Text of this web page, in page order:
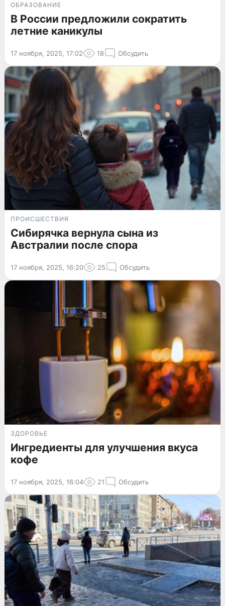
ОБРАЗОВАНИЕ
В России предложили сократить
летние каникулы
17 ноября, 2025, 17:02 18 Обсудить
ПРОИСШЕСТВИЯ
Сибирячка вернула сына из
Австралии после спора
17 ноября, 2025, 16:20 25 Обсудить
ЗДОРОВЬЕ
Ингредиенты для улучшения вкуса
кофе
17 ноября, 2025, 16:04 21 Обсудить